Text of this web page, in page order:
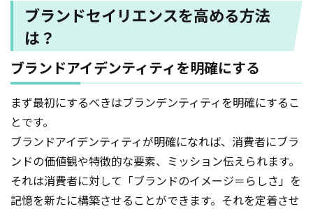
ブランドセイリエンスを高める方法
は？
ブランドアイデンティティを明確にする
まず最初にするべきはブランデンティティを明確にするこ
とです。
ブランドアイデンティティが明確になれば、消費者にブラ
ンドの価値観や特徴的な要素、ミッション伝えられます。
それは消費者に対して「ブランドのイメージ＝らしさ」を
記憶を新たに構築させることができます。それを定着させ